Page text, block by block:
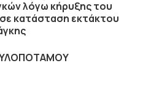
λόγω κήρυξης του
κατάσταση εκτάκτου